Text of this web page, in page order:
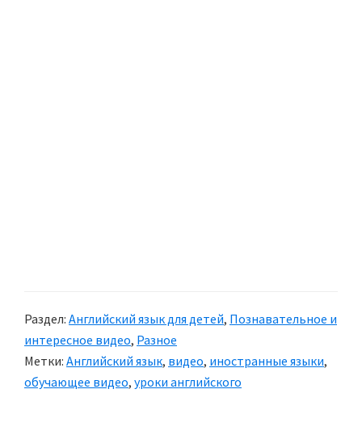
Раздел: Английский язык для детей, Познавательное и
интересное видео, Разное
Метки: Английский язык, видео, иностранные языки,
обучающее видео, уроки английского